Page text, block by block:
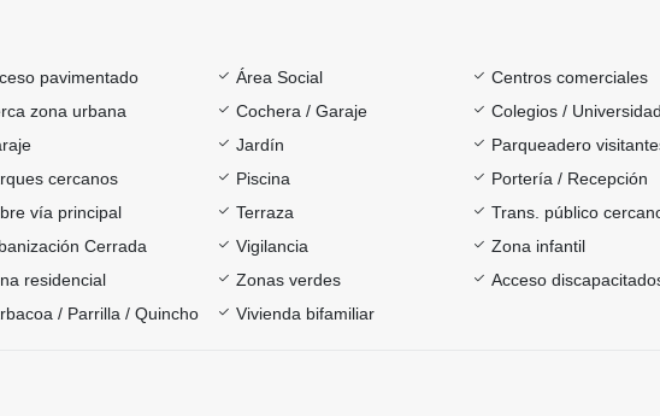
pavimentado Área Social
Centros comerciales
zona urbana
Cochera / Garaje
Colegios /
Jardín
Parqueadero
cercanos
Piscina
Portería / Recepción
vía principal
Terraza
Trans. público
Cerrada
Vigilancia
Zona infantil
residencial
Zonas verdes
Acceso
/ Parrilla / Quincho
Vivienda bifamiliar